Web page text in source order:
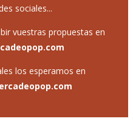
sociales...
vuestras propuestas en
los esperamos en